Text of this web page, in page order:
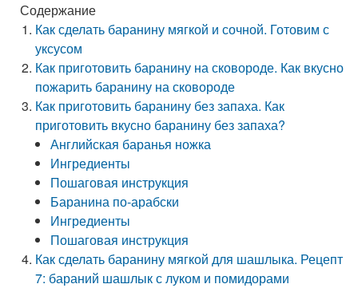
Содержание
Как сделать баранину мягкой и сочной. Готовим с
уксусом
Как приготовить баранину на сковороде. Как вкусно
пожарить баранину на сковороде
Как приготовить баранину без запаха. Как
приготовить вкусно баранину без запаха?
Английская баранья ножка
Ингредиенты
Пошаговая инструкция
Баранина по-арабски
Ингредиенты
Пошаговая инструкция
Как сделать баранину мягкой для шашлыка. Рецепт
7: бараний шашлык с луком и помидорами